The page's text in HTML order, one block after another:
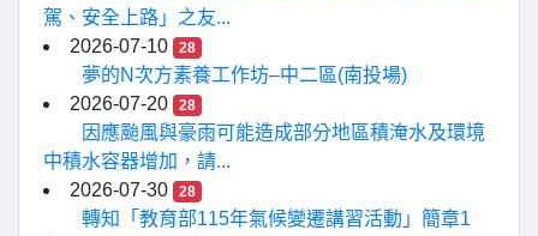
駕、安全上路」之友...
2026-07-10
28
夢的N次方素養工作坊–中二區(南投場)
2026-07-20
28
因應颱風與豪雨可能造成部分地區積淹水及環境
中積水容器增加，請...
2026-07-30
28
轉知「教育部115年氣候變遷講習活動」簡章1